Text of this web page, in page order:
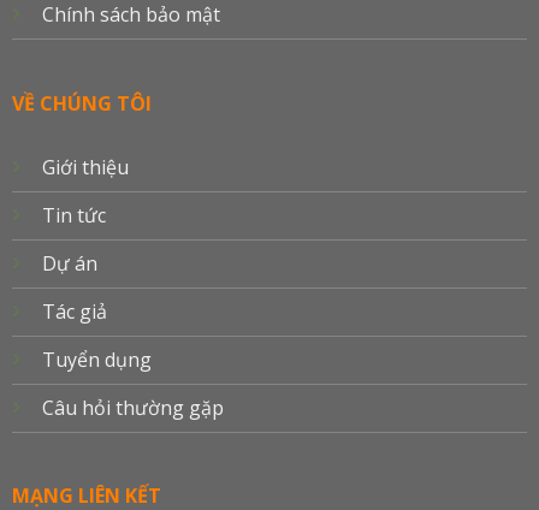
Chính sách bảo mật
VỀ CHÚNG TÔI
Giới thiệu
Tin tức
Dự án
Tác giả
Tuyển dụng
Câu hỏi thường gặp
MẠNG LIÊN KẾT